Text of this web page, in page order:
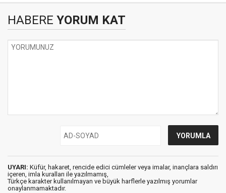
HABERE YORUM KAT
UYARI: Küfür, hakaret, rencide edici cümleler veya imalar, inançlara saldırı
içeren, imla kuralları ile yazılmamış,
Türkçe karakter kullanılmayan ve büyük harflerle yazılmış yorumlar
onaylanmamaktadır.